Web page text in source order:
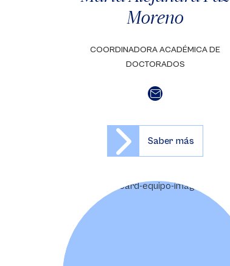
Moreno
COORDINADORA ACADÉMICA DE
DOCTORADOS
Saber más